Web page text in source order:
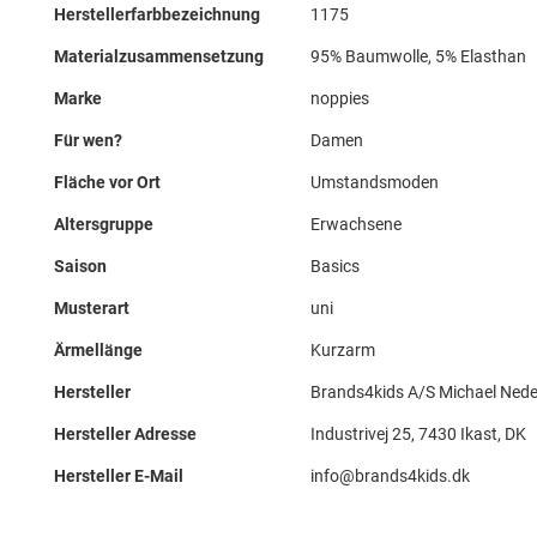
Herstellerfarbbezeichnung 1175
Materialzusammensetzung 95% Baumwolle, 5% Elasthan
Marke noppies
Für wen? Damen
Fläche vor Ort Umstandsmoden
Altersgruppe Erwachsene
Saison Basics
Musterart uni
Ärmellänge Kurzarm
Hersteller Brands4kids A/S Michael
Hersteller Adresse Industrivej 25, 7430 Ikast, DK
Hersteller E-Mail info@brands4kids.dk